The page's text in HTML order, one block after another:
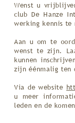
Wenst u
club De Hanze
werking kennis te
Aan u om te
wenst te zijn.
kunnen
zijn éénmalig ten
Via de website
u meer
leden en de